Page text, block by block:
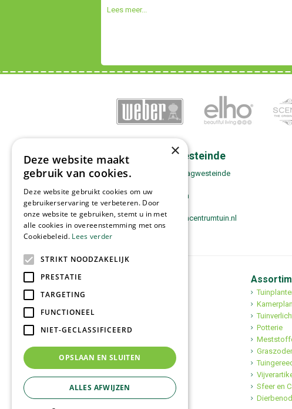
Lees meer...
Contact Zwaagwesteinde
Tuincentrum Tuin! Zwaagwesteinde
9271 VH De Westereen
0511-443180
zwaagwesteinde@tuincentrumtuin.nl
Kerst
Potterie
Sfeer en
×
Deze website maakt
gebruik van cookies.
Deze website gebruikt cookies om uw
gebruikerservaring te verbeteren. Door
onze website te gebruiken, stemt u in met
alle cookies in overeenstemming met ons
Cookiebeleid. Lees verder
STRIKT NOODZAKELIJK
PRESTATIE
TARGETING
FUNCTIONEEL
NIET-GECLASSIFICEERD
OPSLAAN EN SLUITEN
ALLES AFWIJZEN